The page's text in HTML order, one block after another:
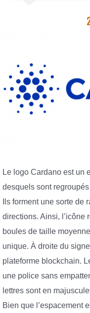
Le logo Cardano est un
desquels sont
Ils forment une sorte
directions. Ainsi, l’icône
boules de taille
unique. À droite du
plateforme blockchain.
une police sans
lettres sont en
Bien que l’espacement